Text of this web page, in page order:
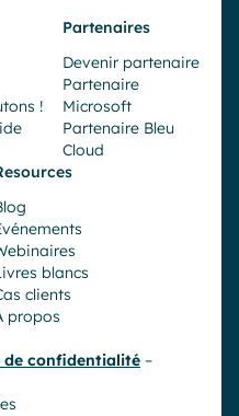
!
Partenaires
Devenir partenaire
Partenaire
Microsoft
Partenaire Bleu
Cloud
blancs
clients
propos
de confidentialité –